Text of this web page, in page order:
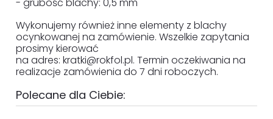
- grubość blachy: 0,5 mm
Wykonujemy również inne elementy z blachy
ocynkowanej na zamówienie. Wszelkie zapytania
prosimy kierować
na adres: kratki@rokfol.pl. Termin oczekiwania na
realizacje zamówienia do 7 dni roboczych.
Polecane dla Ciebie: